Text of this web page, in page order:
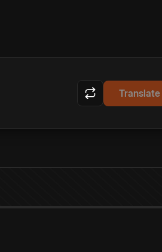
Translate